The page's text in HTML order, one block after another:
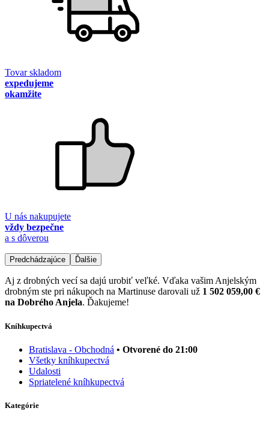
Tovar skladom
expedujeme
okamžite
U nás nakupujete
vždy bezpečne
a s dôverou
Predchádzajúce Ďalšie
Aj z drobných vecí sa dajú urobiť veľké. Vďaka vašim Anjelským
drobným ste pri nákupoch na Martinuse darovali už 1 502 059,00 €
na Dobrého Anjela. Ďakujeme!
Kníhkupectvá
Bratislava - Obchodná • Otvorené do 21:00
Všetky kníhkupectvá
Udalosti
Spriatelené kníhkupectvá
Kategórie